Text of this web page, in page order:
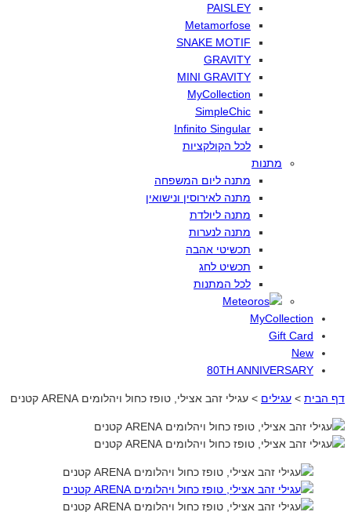
PAISLEY
Metamorfose
SNAKE MOTIF
GRAVITY
MINI GRAVITY
MyCollection
SimpleChic
Infinito Singular
לכל הקולקציות
מתנות
מתנה ליום המשפחה
מתנה לאירוסין ונישואין
מתנה ליולדת
מתנה לנערות
תכשיטי אהבה
תכשיט לחג
לכל המתנות
MyCollection
Gift Card
New
80TH ANNIVERSARY
דף הבית > עגילים > עגילי זהב אצילי, טופז כחול ויהלומים ARENA קטנים